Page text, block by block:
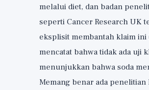
melalui diet, dan badan
seperti Cancer Research UK
eksplisit membantah klaim ini
mencatat bahwa tidak ada uji
menunjukkan bahwa soda
Memang benar ada